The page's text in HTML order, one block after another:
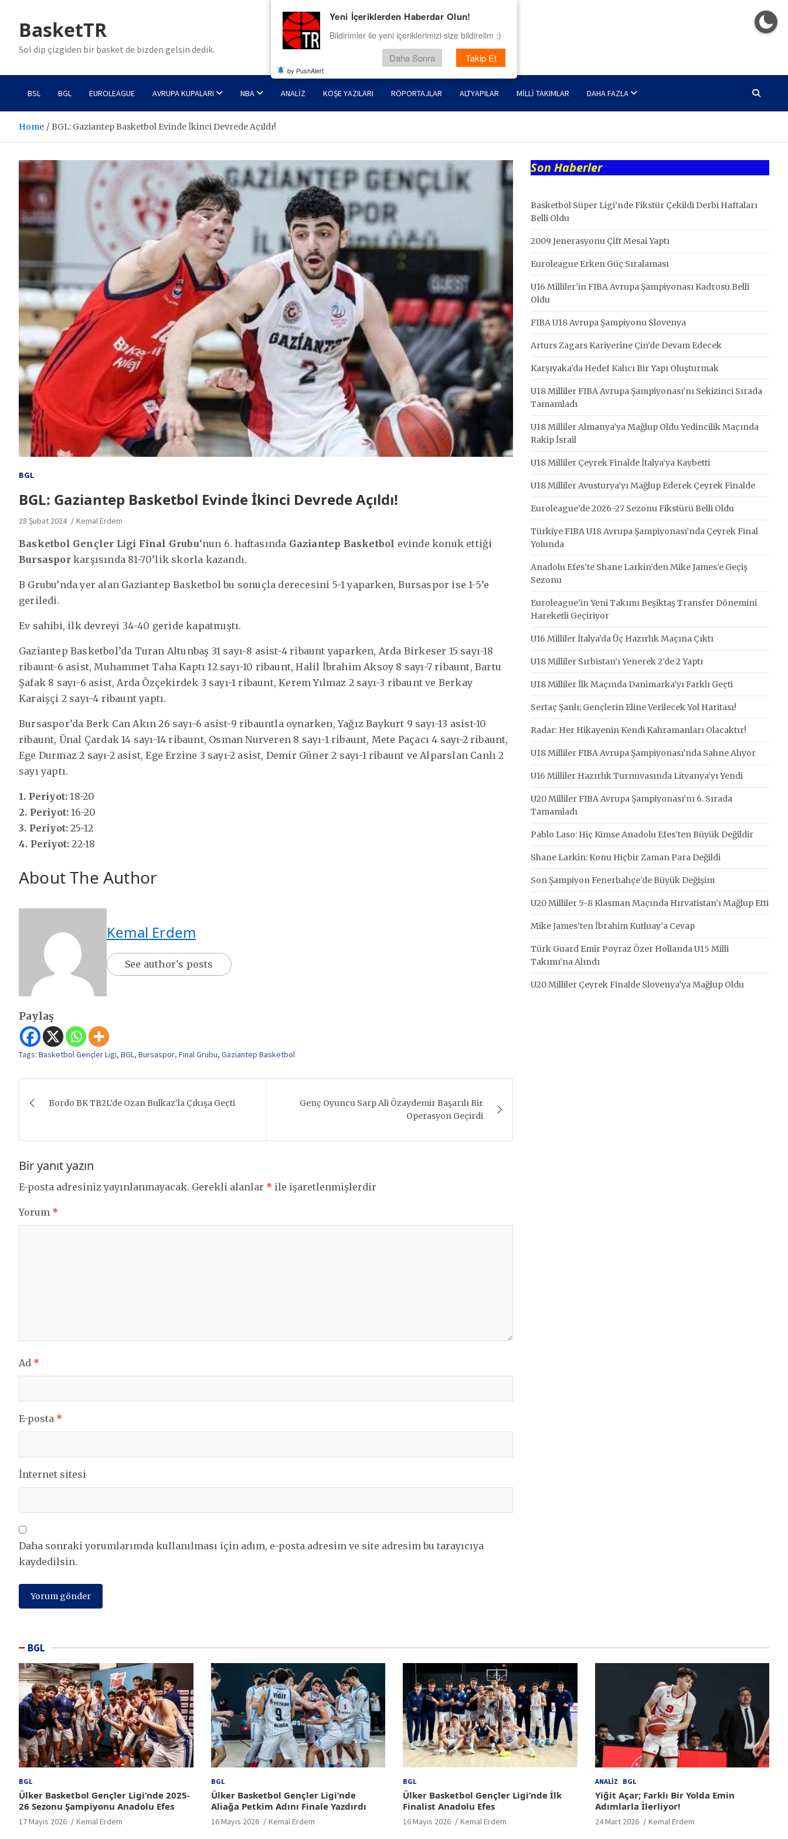
contentBasketTR
Sol dip çizgiden bir basket de bizden gelsin dedik.
BSL BGL EUROLEAGUE AVRUPA KUPALARI NBA ANALIZ KÖŞE YAZILARI RÖPORTAJLAR ALTYAPILAR MILLI TAKIMLAR DAHA FAZLA
Home BGL: Gaziantep Basketbol Evinde İkinci Devrede Açıldı!
BGL
BGL: Gaziantep Basketbol Evinde İkinci Devrede Açıldı!
28 Şubat 2024 Kemal Erdem
Basketbol Gençler Ligi Final Grubu‘nun 6. haftasında Gaziantep Basketbol evinde konuk ettiği
Bursasporkarşısında 81-70’lik skorla kazandı.
B Grubu’nda yer alan Gaziantep Basketbol bu sonuçla derecesini 5-1 yaparken, Bursaspor ise 1-5’e
geriledi.
Ev sahibi, ilk devreyi 34-40 geride kapatmıştı.
Gaziantep Basketbol’da Turan Altunbaş 31 sayı-8 asist-4 ribaunt yaparken, Arda Birkeser 15 sayı-18
ribaunt-6 asist, Muhammet Taha Kaptı 12 sayı-10 ribaunt, Halil İbrahim Aksoy 8 sayı-7 ribaunt, Bartu
Şafak 8 sayı-6 asist, Arda Özçekirdek 3 sayı-1 ribaunt, Kerem Yılmaz 2 sayı-3 ribaunt ve Berkay
Karaişçi 2 sayı-4 ribaunt yaptı.
Bursaspor’da Berk Can Akın 26 sayı-6 asist-9 ribauntla oynarken, Yağız Baykurt 9 sayı-13 asist-10
ribaunt, Ünal Çardak 14 sayı-14 ribaunt, Osman Nurveren 8 sayı-1 ribaunt, Mete Paçacı 4 sayı-2 ribaunt,
Ege Durmaz 2 sayı-2 asist, Ege Erzine 3 sayı-2 asist, Demir Güner 2 sayı-1 ribaunt ve Alparslan Canlı 2
sayı yaptı.
1. Periyot: 18-20
2. Periyot: 16-20
3. Periyot: 25-12
4. Periyot: 22-18
About The Author
Kemal Erdem
See author's posts
Paylaş
Tags: Basketbol Gençler Ligi, BGL, Bursaspor, Final Grubu, Gaziantep Basketbol
gezinmesi
Bordo BK TB2L’de Ozan Bulkaz’la Çıkışa Geçti
Genç Oyuncu Sarp Ali Özaydemir Başarılı Bir
Operasyon Geçirdi
Bir yanıt yazın
E-posta adresiniz yayınlanmayacak. Gerekli alanlar * ile işaretlenmişlerdir
Yorum *
Ad *
E-posta *
İnternet sitesi
Daha sonraki yorumlarımda kullanılması için adım, e-posta adresim ve site adresim bu tarayıcıya
kaydedilsin.
Son Haberler
Basketbol Süper Ligi’nde Fikstür Çekildi Derbi Haftaları
Belli Oldu
2009 Jenerasyonu Çift Mesai Yaptı
Euroleague Erken Güç Sıralaması
U16 Milliler’in FIBA Avrupa Şampiyonası Kadrosu Belli
Oldu
FIBA U18 Avrupa Şampiyonu Slovenya
Arturs Zagars Kariyerine Çin’de Devam Edecek
Karşıyaka’da Hedef Kalıcı Bir Yapı Oluşturmak
U18 Milliler FIBA Avrupa Şampiyonası’nı Sekizinci Sırada
Tamamladı
U18 Milliler Almanya’ya Mağlup Oldu Yedincilik Maçında
Rakip İsrail
U18 Milliler Çeyrek Finalde İtalya’ya Kaybetti
U18 Milliler Avusturya’yı Mağlup Ederek Çeyrek Finalde
Euroleague’de 2026-27 Sezonu Fikstürü Belli Oldu
Türkiye FIBA U18 Avrupa Şampiyonası’nda Çeyrek Final
Yolunda
Anadolu Efes’te Shane Larkin’den Mike James’e Geçiş
Sezonu
Euroleague’in Yeni Takımı Beşiktaş Transfer Dönemini
Hareketli Geçiriyor
U16 Milliler İtalya’da Üç Hazırlık Maçına Çıktı
U18 Milliler Sırbistan’ı Yenerek 2’de 2 Yaptı
U18 Milliler İlk Maçında Danimarka’yı Farklı Geçti
Sertaç Şanlı; Gençlerin Eline Verilecek Yol Haritası!
Radar: Her Hikayenin Kendi Kahramanları Olacaktır!
U18 Milliler FIBA Avrupa Şampiyonası’nda Sahne Alıyor
U16 Milliler Hazırlık Turnuvasında Litvanya’yı Yendi
U20 Milliler FIBA Avrupa Şampiyonası’nı 6. Sırada
Tamamladı
Pablo Laso: Hiç Kimse Anadolu Efes’ten Büyük Değildir
Shane Larkin: Konu Hiçbir Zaman Para Değildi
Son Şampiyon Fenerbahçe’de Büyük Değişim
U20 Milliler 5-8 Klasman Maçında Hırvatistan’ı Mağlup Etti
Mike James’ten İbrahim Kutluay’a Cevap
Türk Guard Emir Poyraz Özer Hollanda U15 Milli
Takımı’na Alındı
U20 Milliler Çeyrek Finalde Slovenya’ya Mağlup Oldu
BGL
BGL
Ülker Basketbol Gençler Ligi’nde 2025-
26 Sezonu Şampiyonu Anadolu Efes
17 Mayıs 2026 Kemal Erdem
BGL
Ülker Basketbol Gençler Ligi’nde
Aliağa Petkim Adını Finale Yazdırdı
16 Mayıs 2026 Kemal Erdem
BGL
Ülker Basketbol Gençler Ligi’nde İlk
Finalist Anadolu Efes
16 Mayıs 2026 Kemal Erdem
ANALIZ BGL
Yiğit Açar; Farklı Bir Yolda Emin
Adımlarla İlerliyor!
24 Mart 2026 Kemal Erdem
Yeni İçeriklerden Haberdar Olun!
Bildirimler ile yeni içeriklerimizi size bildirelim :)
Daha Sonra Takip Et
by PushAlert